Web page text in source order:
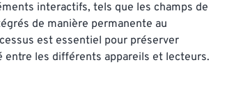
interactifs, tels que les champs de
de manière permanente au
est essentiel pour préserver
les différents appareils et lecteurs.